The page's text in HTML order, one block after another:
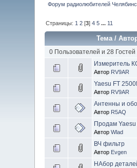
Форум радиолюбителей
Страницы: 1 2 [3]4 5 ... 11
Тема/
0 Пользователей и 28
Измеритель
Автор RV9AR
Yaesu FT
Автор RV9AR
Антенны и
Автор R5AQ
Продам Yaesu
АвторWlad
ВЧ фильтр
Автор Evgen
НАбор